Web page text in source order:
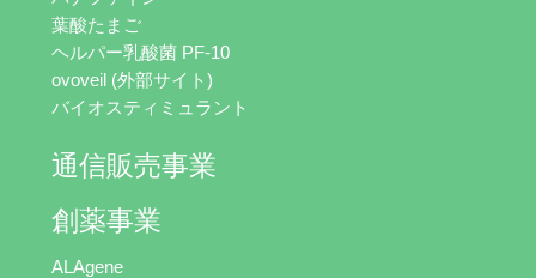
葉酸たまご
ヘルパー乳酸菌 PF-10
ovoveil (外部サイト)
バイオスティミュラント
通信販売事業
創薬事業
ALAgene